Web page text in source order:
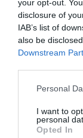
your opt-out.
disclosure of
IAB’s list of
also be
Downstream
Personal
I want to
personal
Opted In